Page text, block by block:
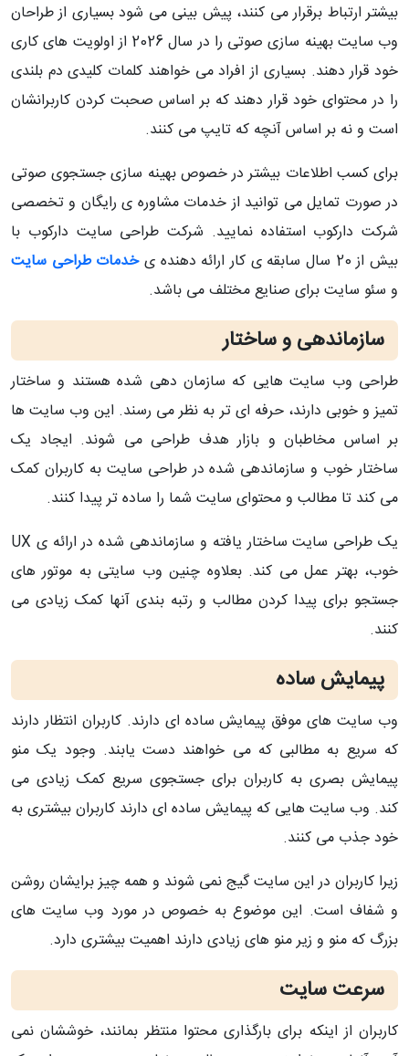
بیشتر ارتباط برقرار می کنند، پیش بینی می شود بسیاری از طراحان
وب سایت بهینه سازی صوتی را در سال 2026 از اولویت های کاری
خود قرار دهند. بسیاری از افراد می خواهند کلمات کلیدی دم بلندی
را در محتوای خود قرار دهند که بر اساس صحبت کردن کاربرانشان
است و نه بر اساس آنچه که تایپ می کنند.
برای کسب اطلاعات بیشتر در خصوص بهینه سازی جستجوی صوتی
در صورت تمایل می توانید از خدمات مشاوره ی رایگان و تخصصی
شرکت دارکوب استفاده نمایید. شرکت طراحی سایت دارکوب با
بیش از 20 سال سابقه ی کار ارائه دهنده ی
خدمات طراحی سایت
و سئو سایت برای صنایع مختلف می باشد.
سازماندهی و ساختار
طراحی وب سایت هایی که سازمان دهی شده هستند و ساختار
تمیز و خوبی دارند، حرفه ای تر به نظر می رسند. این وب سایت ها
بر اساس مخاطبان و بازار هدف طراحی می شوند. ایجاد یک
ساختار خوب و سازماندهی شده در طراحی سایت به کاربران کمک
می کند تا مطالب و محتوای سایت شما را ساده تر پیدا کنند.
یک طراحی سایت ساختار یافته و سازماندهی شده در ارائه ی UX
خوب، بهتر عمل می کند. بعلاوه چنین وب سایتی به موتور های
جستجو برای پیدا کردن مطالب و رتبه بندی آنها کمک زیادی می
کنند.
پیمایش ساده
وب سایت های موفق پیمایش ساده ای دارند. کاربران انتظار دارند
که سریع به مطالبی که می خواهند دست یابند. وجود یک منو
پیمایش بصری به کاربران برای جستجوی سریع کمک زیادی می
کند. وب سایت هایی که پیمایش ساده ای دارند کاربران بیشتری به
خود جذب می کنند.
زیرا کاربران در این سایت گیج نمی شوند و همه چیز برایشان روشن
و شفاف است. این موضوع به خصوص در مورد وب سایت های
بزرگ که منو و زیر منو های زیادی دارند اهمیت بیشتری دارد.
سرعت سایت
کاربران از اینکه برای بارگذاری محتوا منتظر بمانند، خوششان نمی